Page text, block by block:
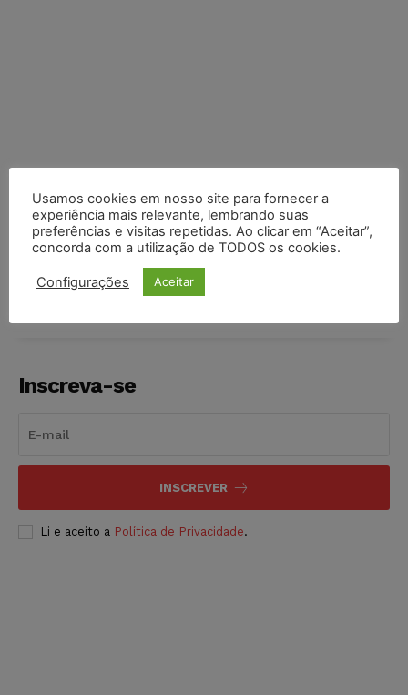
COMPARTILHE
Inscreva-se
INSCREVER
Li e aceito a Política de Privacidade.
Usamos cookies em nosso site para fornecer a
experiência mais relevante, lembrando suas
preferências e visitas repetidas. Ao clicar em “Aceitar”,
concorda com a utilização de TODOS os cookies.
Configurações Aceitar